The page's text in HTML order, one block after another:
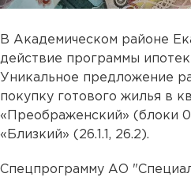
В Академическом районе
действие программы
Уникальное предложение
покупку готового жилья в
«Преображенский» (блоки
«Близкий» (26.1.1, 26.2).
Спецпрограмму АО